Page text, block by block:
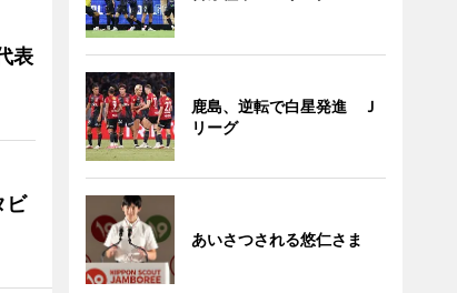
表
ビ
鹿島、逆転で白星発進 Ｊ
リーグ
あいさつされる悠仁さま